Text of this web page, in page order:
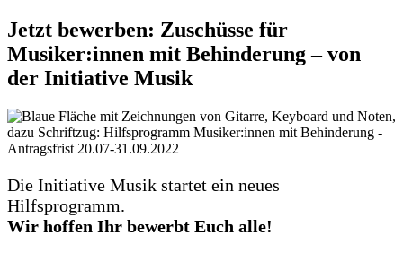
Jetzt bewerben: Zuschüsse für
Musiker:innen mit Behinderung – von
der Initiative Musik
Die Initiative Musik startet ein neues
Hilfsprogramm.
Wir hoffen Ihr bewerbt Euch alle!